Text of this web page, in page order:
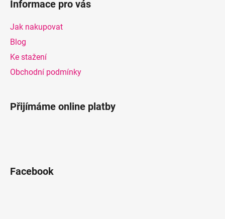
Informace pro vás
Jak nakupovat
Blog
Ke stažení
Obchodní podmínky
Přijímáme online platby
Facebook